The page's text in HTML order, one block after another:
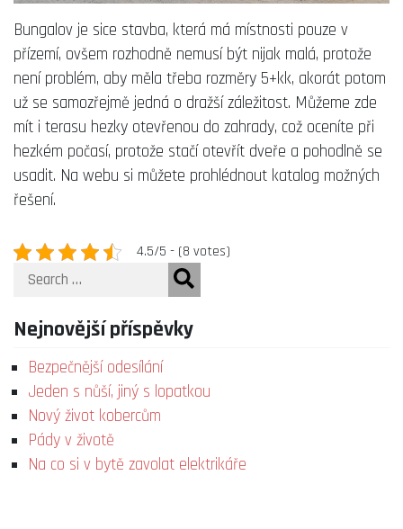
Bungalov je sice stavba, která má místnosti pouze v
přízemí, ovšem rozhodně nemusí být nijak malá, protože
není problém, aby měla třeba rozměry 5+kk, akorát potom
už se samozřejmě jedná o dražší záležitost. Můžeme zde
mít i terasu hezky otevřenou do zahrady, což oceníte při
hezkém počasí, protože stačí otevřít dveře a pohodlně se
usadit. Na webu si můžete prohlédnout katalog možných
řešení.
4.5/5 - (8 votes)
Search
Nejnovější příspěvky
Bezpečnější odesílání
Jeden s nůší, jiný s lopatkou
Nový život kobercům
Pády v životě
Na co si v bytě zavolat elektrikáře